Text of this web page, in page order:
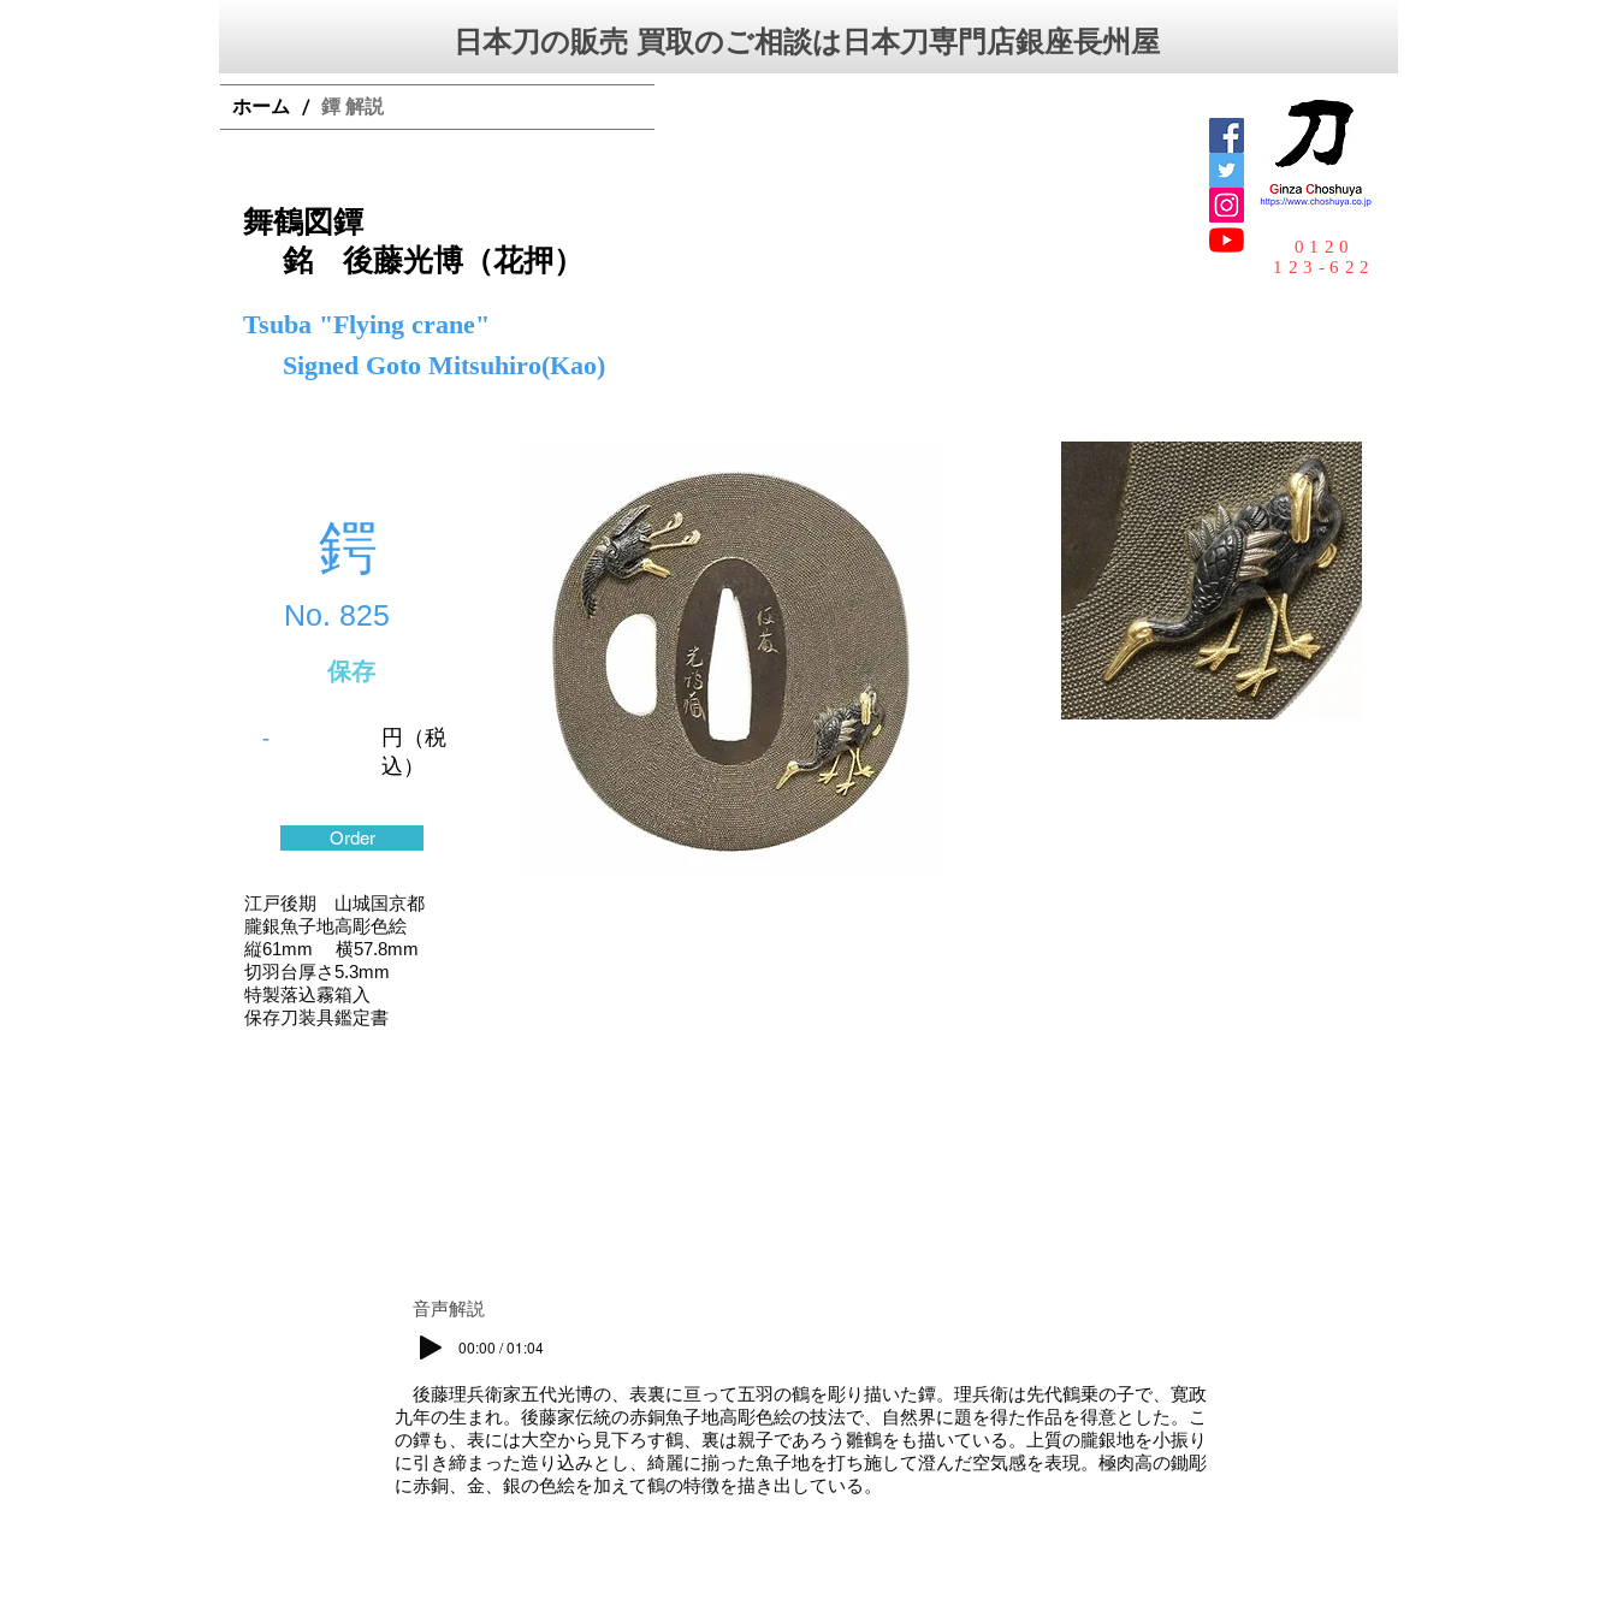
日本刀の販売 買取のご相談は日本刀専門店銀座⻑州屋
ホーム / 鐔 解説
舞鶴図鐔
銘 後藤光博（花押）
0120
123-622
Tsuba "Flying crane"
Signed Goto Mitsuhiro(Kao)
鍔
No. 825
保存
-
円（税
込）
Order
江戸後期 山城国京都
朧銀魚子地高彫色絵
縦61mm 横57.8mm
切羽台厚さ5.3mm
特製落込霧箱入
保存刀装具鑑定書
​音声解説
00:00 / 01:04
後藤理兵衛家五代光博の、表裏に亘って五羽の鶴を彫り描いた鐔。理兵衛は先代鶴乗の子で、寛政
九年の生まれ。後藤家伝統の赤銅魚子地高彫色絵の技法で、自然界に題を得た作品を得意とした。こ
の鐔も、表には大空から見下ろす鶴、裏は親子であろう雛鶴をも描いている。上質の朧銀地を小振り
に引き締まった造り込みとし、綺麗に揃った魚子地を打ち施して澄んだ空気感を表現。極肉高の鋤彫
に赤銅、金、銀の色絵を加えて鶴の特徴を描き出している。